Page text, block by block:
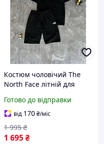
Костюм чоловічий The
North Face літній для
стильний комплект
шорти футболка ТНФ
спортивний
Готово до відправки
від 170₴/міс
1 695₴
1 995 ₴